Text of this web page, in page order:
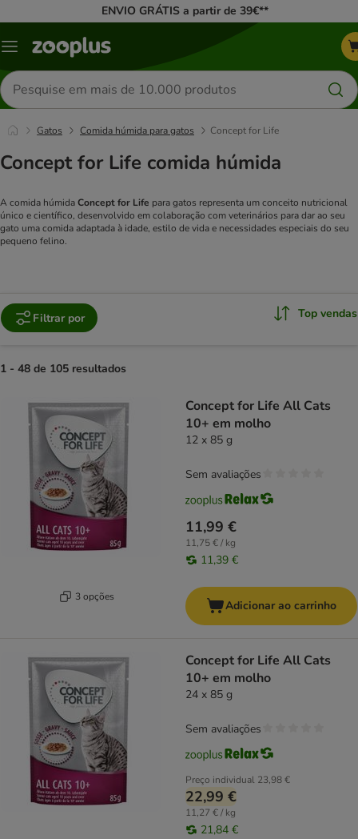
ENVIO GRÁTIS a partir de 39€**
Menu
Pesquisar
produtos
Gatos Comida húmida para gatos Concept for Life
Concept for Life comida húmida
A comida húmidaConcept for Life para gatos representa um conceito nutricional
único e científico, desenvolvido em colaboração com veterinários para dar ao seu
gato uma comida adaptada à idade, estilo de vida e necessidades especiais do seu
pequeno felino.
Filtrar por Top vendas
1 - 48 de 105 resultados
3 opções
Concept for Life All Cats
10+ em molho
12 x 85 g
11,99 €
11,75 € / kg
11,39 €
Sem avaliações
Adicionar ao carrinho
Concept for Life All Cats
10+ em molho
24 x 85 g
Preço individual 23,98 €
22,99 €
11,27 € / kg
21,84 €
Sem avaliações